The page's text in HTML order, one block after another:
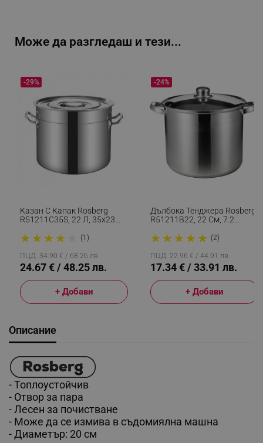
Може да разгледаш и тези...
Казан С Капак Rosberg
R51211C35S, 22 Л, 35х23
★ ★ ★ ★ (1)
-29%
ПЦД: 34.90 € / 68.26 лв.
24.67 € / 48.25 лв.
+ Добави
Дълбока Тенджера Rosberg
R51211B22, 22 См, 7.2
Инокс
★ ★ ★ ★ ★ (2)
-24%
ПЦД: 22.96 € / 44.91 лв.
17.34 € / 33.91 лв.
+ Добави
Описание
- Топлоустойчив
- Отвор за пара
- Лесен за почистване
- Може да се измива в съдомиялна машна
- Диаметър: 20 см